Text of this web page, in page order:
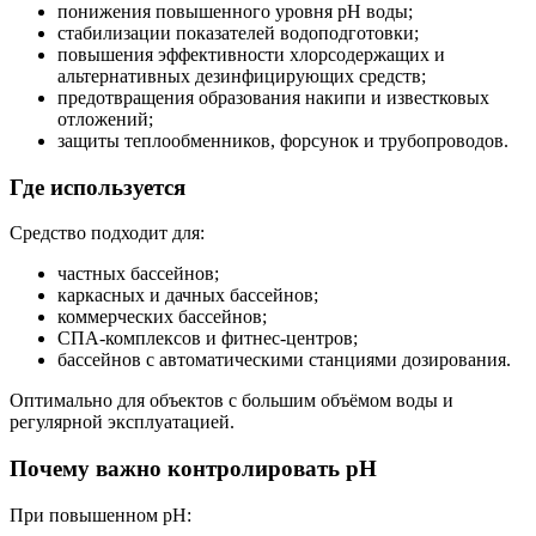
понижения повышенного уровня pH воды;
стабилизации показателей водоподготовки;
повышения эффективности хлорсодержащих и
альтернативных дезинфицирующих средств;
предотвращения образования накипи и известковых
отложений;
защиты теплообменников, форсунок и трубопроводов.
Где используется
Средство подходит для:
частных бассейнов;
каркасных и дачных бассейнов;
коммерческих бассейнов;
СПА-комплексов и фитнес-центров;
бассейнов с автоматическими станциями дозирования.
Оптимально для объектов с большим объёмом воды и
регулярной эксплуатацией.
Почему важно контролировать pH
При повышенном pH: